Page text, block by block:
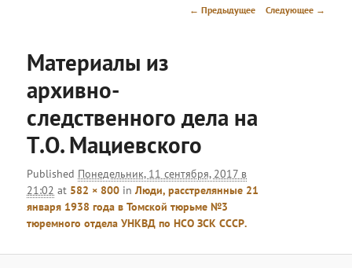
Навигация
← Предыдущее Следующее →
Материалы из
архивно-
следственного дела на
Т.О. Мациевского
Published Понедельник, 11 сентября, 2017 в
21:02 at 582 × 800 inЛюди, расстрелянные 21
января 1938 года в Томской тюрьме №3
тюремного отдела УНКВД по НСО ЗСК СCСР.